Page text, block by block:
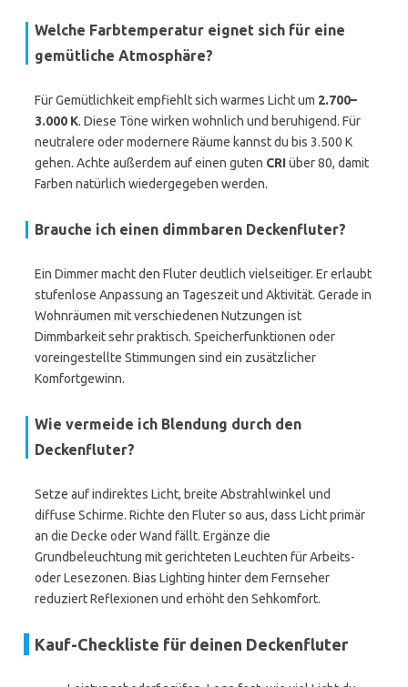
Welche Farbtemperatur eignet sich für eine
gemütliche Atmosphäre?
Für Gemütlichkeit empfiehlt sich warmes Licht um 2.700–
3.000 K. Diese Töne wirken wohnlich und beruhigend. Für
neutralere oder modernere Räume kannst du bis 3.500 K
gehen. Achte außerdem auf einen guten CRIüber 80, damit
Farben natürlich wiedergegeben werden.
Brauche ich einen dimmbaren Deckenfluter?
Ein Dimmer macht den Fluter deutlich vielseitiger. Er erlaubt
stufenlose Anpassung an Tageszeit und Aktivität. Gerade in
Wohnräumen mit verschiedenen Nutzungen ist
Dimmbarkeit sehr praktisch. Speicherfunktionen oder
voreingestellte Stimmungen sind ein zusätzlicher
Komfortgewinn.
Wie vermeide ich Blendung durch den
Deckenfluter?
Setze auf indirektes Licht, breite Abstrahlwinkel und
diffuse Schirme. Richte den Fluter so aus, dass Licht primär
an die Decke oder Wand fällt. Ergänze die
Grundbeleuchtung mit gerichteten Leuchten für Arbeits-
oder Lesezonen. Bias Lighting hinter dem Fernseher
reduziert Reflexionen und erhöht den Sehkomfort.
Kauf-Checkliste für deinen Deckenfluter